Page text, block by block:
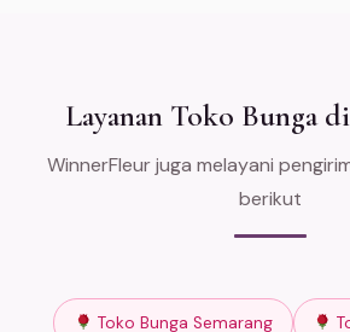
Layanan Toko Bunga
WinnerFleur juga melayani
berikut
Toko Bunga Semarang